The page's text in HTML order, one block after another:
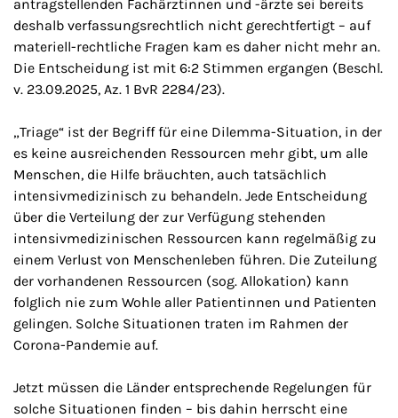
antragstellenden Fachärztinnen und -ärzte sei bereits
deshalb verfassungsrechtlich nicht gerechtfertigt – auf
materiell-rechtliche Fragen kam es daher nicht mehr an.
Die Entscheidung ist mit 6:2 Stimmen ergangen (Beschl.
v. 23.09.2025, Az. 1 BvR 2284/23).
„Triage“ ist der Begriff für eine Dilemma-Situation, in der
es keine ausreichenden Ressourcen mehr gibt, um alle
Menschen, die Hilfe bräuchten, auch tatsächlich
intensivmedizinisch zu behandeln. Jede Entscheidung
über die Verteilung der zur Verfügung stehenden
intensivmedizinischen Ressourcen kann regelmäßig zu
einem Verlust von Menschenleben führen. Die Zuteilung
der vorhandenen Ressourcen (sog. Allokation) kann
folglich nie zum Wohle aller Patientinnen und Patienten
gelingen. Solche Situationen traten im Rahmen der
Corona-Pandemie auf.
Jetzt müssen die Länder entsprechende Regelungen für
solche Situationen finden – bis dahin herrscht eine